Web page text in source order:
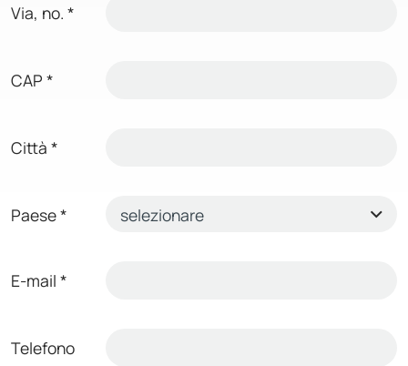
Via, no. *
CAP *
Città *
Paese*
E-mail *
Telefono